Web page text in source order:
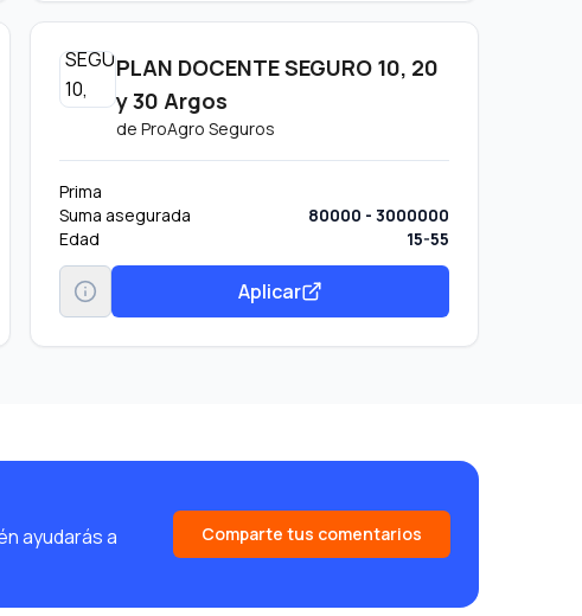
PLAN DOCENTE SEGURO 10, 20
y 30 Argos
de ProAgro Seguros
Prima
Suma asegurada
80000 - 3000000
Edad
15-55
Aplicar
ayudarás a
Comparte tus comentarios